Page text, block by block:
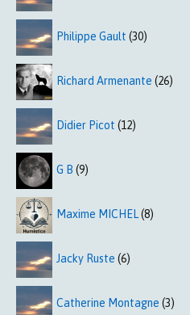
Philippe Gault (30)
Richard Armenante (26)
Didier Picot (12)
G B (9)
Maxime MICHEL(8)
Jacky Ruste (6)
Catherine Montagne (3)